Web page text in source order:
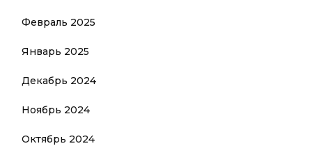
Февраль 2025
Январь 2025
Декабрь 2024
Ноябрь 2024
Октябрь 2024